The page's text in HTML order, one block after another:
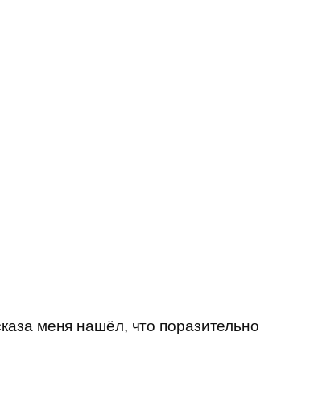
меня нашёл, что поразительно